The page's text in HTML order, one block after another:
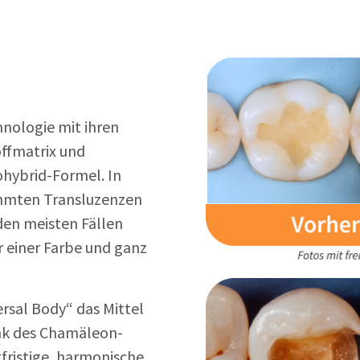
mit ihren
und
Formel. In
Transluzenzen
meisten Fällen
Farbe und ganz
Body“ das Mittel
des Chamäleon-